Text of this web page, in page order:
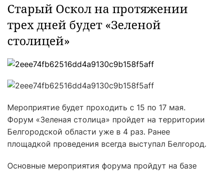
Старый Оскол на протяжении
трех дней будет «Зеленой
столицей»
Мероприятие будет проходить с 15 по 17 мая.
Форум «Зеленая столица» пройдет на территории
Белгородской области уже в 4 раз. Ранее
площадкой проведения всегда выступал Белгород.
Основные мероприятия форума пройдут на базе